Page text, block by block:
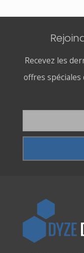
Recevez les
offres